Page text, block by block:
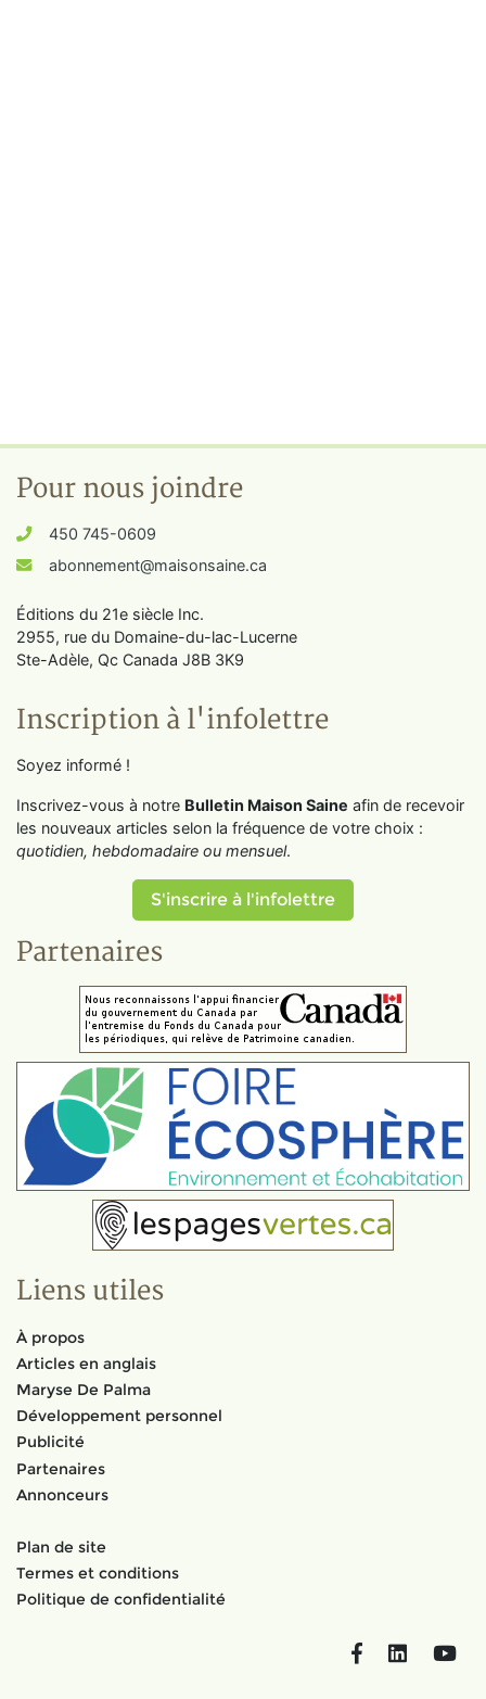
Pour nous joindre
450 745-0609
abonnement@maisonsaine.ca
Éditions du 21e siècle Inc.
2955, rue du Domaine-du-lac-Lucerne
Ste-Adèle, Qc Canada J8B 3K9
Inscription à l'infolettre
Soyez informé !
Inscrivez-vous à notre Bulletin Maison Saine afin de recevoir
les nouveaux articles selon la fréquence de votre choix :
quotidien, hebdomadaire ou mensuel.
S'inscrire à l'infolettre
Partenaires
Liens utiles
À propos
Articles en anglais
Maryse De Palma
Développement personnel
Publicité
Partenaires
Annonceurs
Plan de site
Termes et conditions
Politique de confidentialité
FacebookLinkedIn